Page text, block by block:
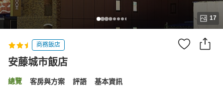
17
商務飯店
安藤城市飯店
總覽 客房與方案 評語 基本資訊